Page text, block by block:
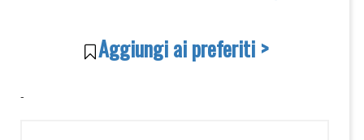
Aggiungi ai preferiti >
-